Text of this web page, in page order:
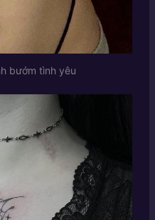
bướm tình yêu